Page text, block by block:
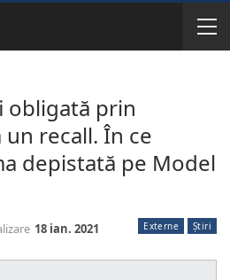
obligată prin
un recall. În ce
depistată pe Model
Externe Știri
18 ian. 2021